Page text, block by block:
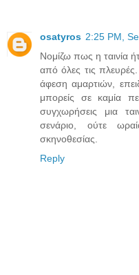
osatyros 2:25 PM,
Νομίζω πως η ταινία
από όλες τις
άφεση αμαρτιών,
μπορείς σε καμία
συγχωρήσεις μια
σενάριο, ούτε
σκηνοθεσίας.
Reply